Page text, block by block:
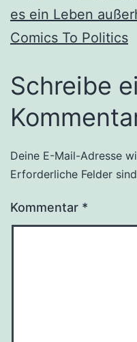
es ein Leben
Comics To Politics
Schreibe
Deine E-Mail-Adresse
Erforderliche Felder
Kommentar *